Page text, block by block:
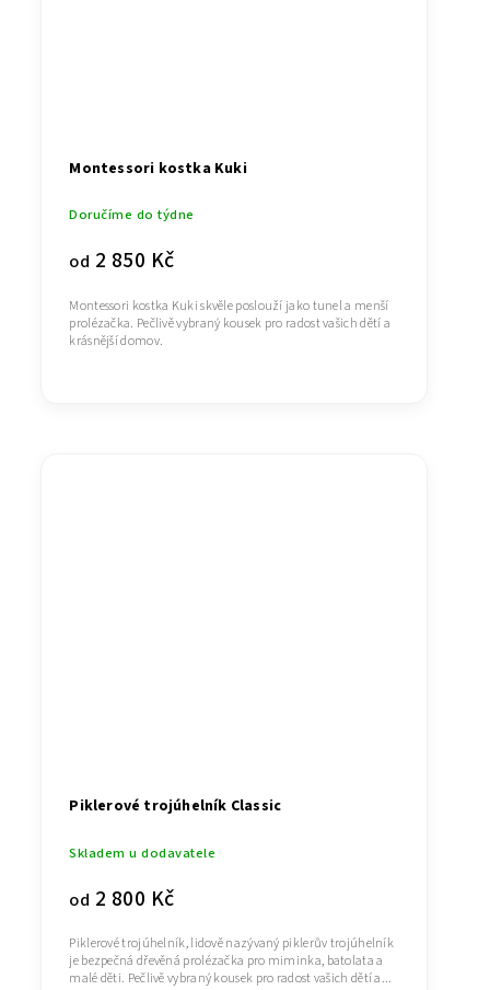
Montessori kostka Kuki
Doručíme do týdne
od 2 850 Kč
Montessori kostka Kuki skvěle poslouží jako tunel a menší
prolézačka. Pečlivě vybraný kousek pro radost vašich dětí a
krásnější domov.
Piklerové trojúhelník Classic
Skladem u dodavatele
od 2 800 Kč
Piklerové trojúhelník, lidově nazývaný piklerův trojúhelník
je bezpečná dřevěná prolézačka pro miminka, batolata a
malé děti. Pečlivě vybraný kousek pro radost vašich dětí a...